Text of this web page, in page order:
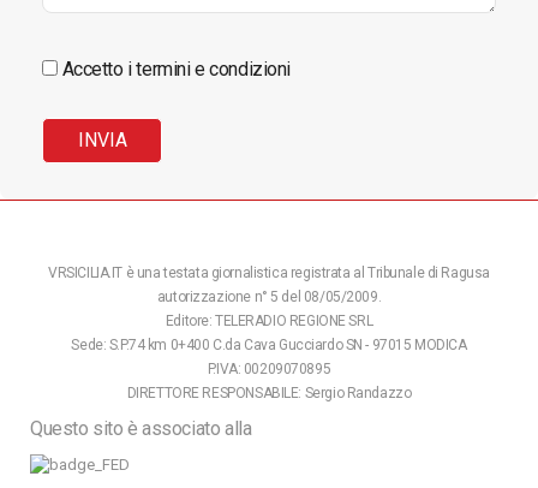
Accetto i termini e condizioni
VRSICILIA.IT è una testata giornalistica registrata al Tribunale di Ragusa
autorizzazione n° 5 del 08/05/2009.
Editore: TELERADIO REGIONE SRL
Sede: S.P.74 km 0+400 C.da Cava Gucciardo SN - 97015 MODICA
P.IVA: 00209070895
DIRETTORE RESPONSABILE: Sergio Randazzo
Questo sito è associato alla